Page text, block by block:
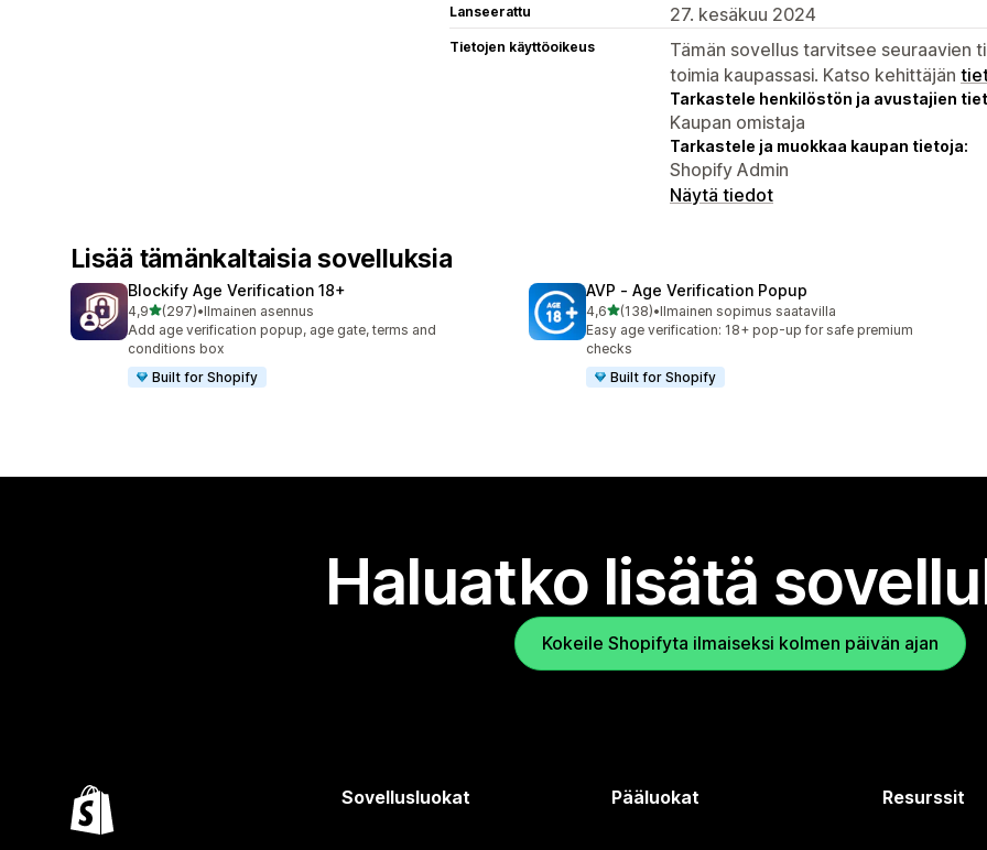
Lanseerattu 27. kesäkuu 2024
Tietojen käyttöoikeus
Tämän sovellus tarvitsee
toimia kaupassasi. Katso kehittäjän
Tarkastele henkilöstön ja avustajien
Kaupan omistaja
Tarkastele ja muokkaa kaupan tietoja:
Shopify Admin
Näytä tiedot
Lisää tämänkaltaisia sovelluksia
Blockify Age Verification 18+
4,9/ 5 tähteä
(297)
297 arvostelua yhteensä
•Ilmainen asennus
Add age verification popup, age gate, terms and
conditions box
Built for Shopify
AVP ‑ Age Verification Popup
4,6/ 5 tähteä
(138)
138 arvostelua yhteensä
•Ilmainen sopimus saatavilla
Easy age verification: 18+ pop-up for safe premium
checks
Built for Shopify
Haluatko lisätä
Kokeile Shopifyta ilmaiseksi kolmen päivän ajan
Sovellusluokat Pääluokat Resurssit